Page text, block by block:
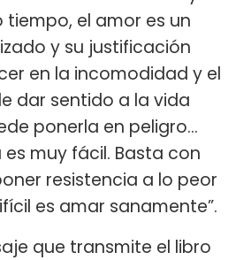
tiempo, el amor es un
y su justificación
en la incomodidad y el
dar sentido a la vida
ponerla en peligro...
muy fácil. Basta con
resistencia a lo peor
es amar sanamente”.
que transmite el libro